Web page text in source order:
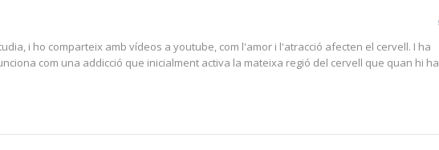
i ho comparteix amb vídeos a youtube, com l'amor i l'atracció afecten el cervell. I ha
com una addicció que inicialment activa la mateixa regió del cervell que quan hi ha